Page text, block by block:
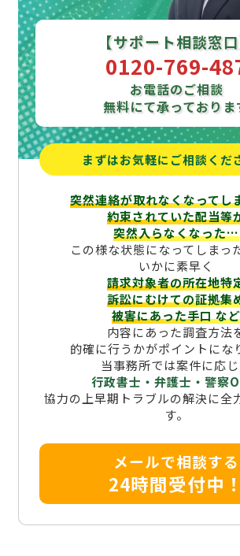
【サポート相談窓口
0120-769-
お電話のご相談
無料にて承っておりま
まずはお気軽にご相談くだ
突然連絡が取れなくなって
約束されていた配当等
突然入らなくなった…
この様な状態になってしまっ
いかに素早く
請求対象者の所在地特
訴訟にむけての証拠集
被害にあった手口など
内容にあった調査方法
的確に行うかがポイントにな
当事務所では案件に応
行政書士・弁護士・警察
協力の上早期トラブルの解決に全
す。
メールで相談する
24時間受付中！